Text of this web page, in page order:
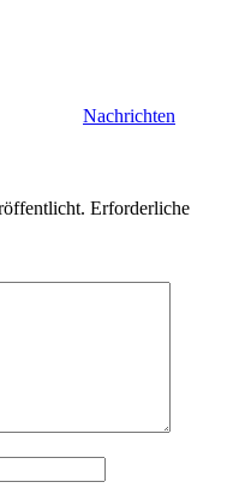
Nachrichten
Erforderliche